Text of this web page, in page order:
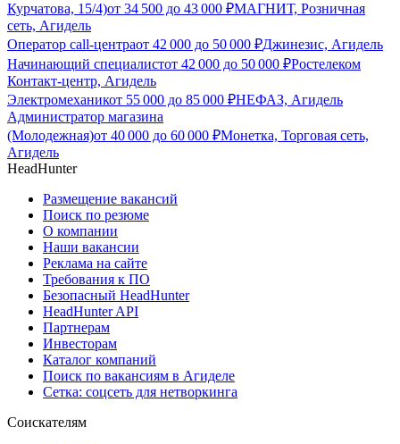
Курчатова, 15/4)от 34 500 до 43 000 ₽МАГНИТ, Розничная
сеть, Агидель
Оператор call-центраот 42 000 до 50 000 ₽Джинезис, Агидель
Начинающий специалистот 42 000 до 50 000 ₽Ростелеком
Контакт-центр, Агидель
Электромеханикот 55 000 до 85 000 ₽НЕФАЗ, Агидель
Администратор магазина
(Молодежная)от 40 000 до 60 000 ₽Монетка, Торговая сеть,
Агидель
HeadHunter
Размещение вакансий
Поиск по резюме
О компании
Наши вакансии
Реклама на сайте
Требования к ПО
Безопасный HeadHunter
HeadHunter API
Партнерам
Инвесторам
Каталог компаний
Поиск по вакансиям в Агиделе
Сетка: соцсеть для нетворкинга
Соискателям